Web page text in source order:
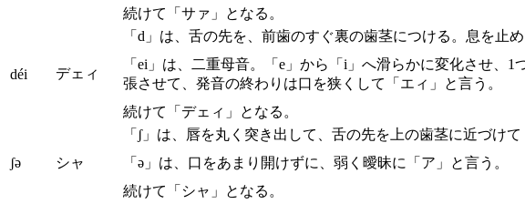
続けて「サァ」となる。
déi デェィ
「d」は、舌の先を、前歯のすぐ裏の歯茎につける。息を止
「ei」は、二重母音。「e」から「i」へ滑らかに変化させ
張させて、発音の終わりは口を狭くして「エィ」と言う。
続けて「デェィ」となる。
ʃə シャ
「ʃ」は、唇を丸く突き出して、舌の先を上の歯茎に近づけ
「ə」は、口をあまり開けずに、弱く曖昧に「ア」と言う。
続けて「シャ」となる。